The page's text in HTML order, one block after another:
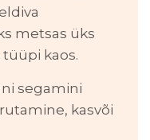
metsas üks
kaos.
segamini
kasvõi